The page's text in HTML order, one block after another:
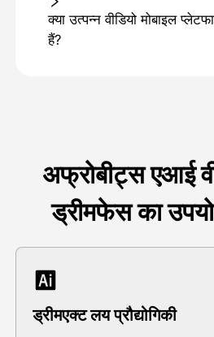
क्या उत्पन्न वीडियो मोबाइल
हैं?
अफ्रोबीट्स एआई
ड्रीमफेस का
ड्रीमएक्ट लय प्रौद्योगिकी